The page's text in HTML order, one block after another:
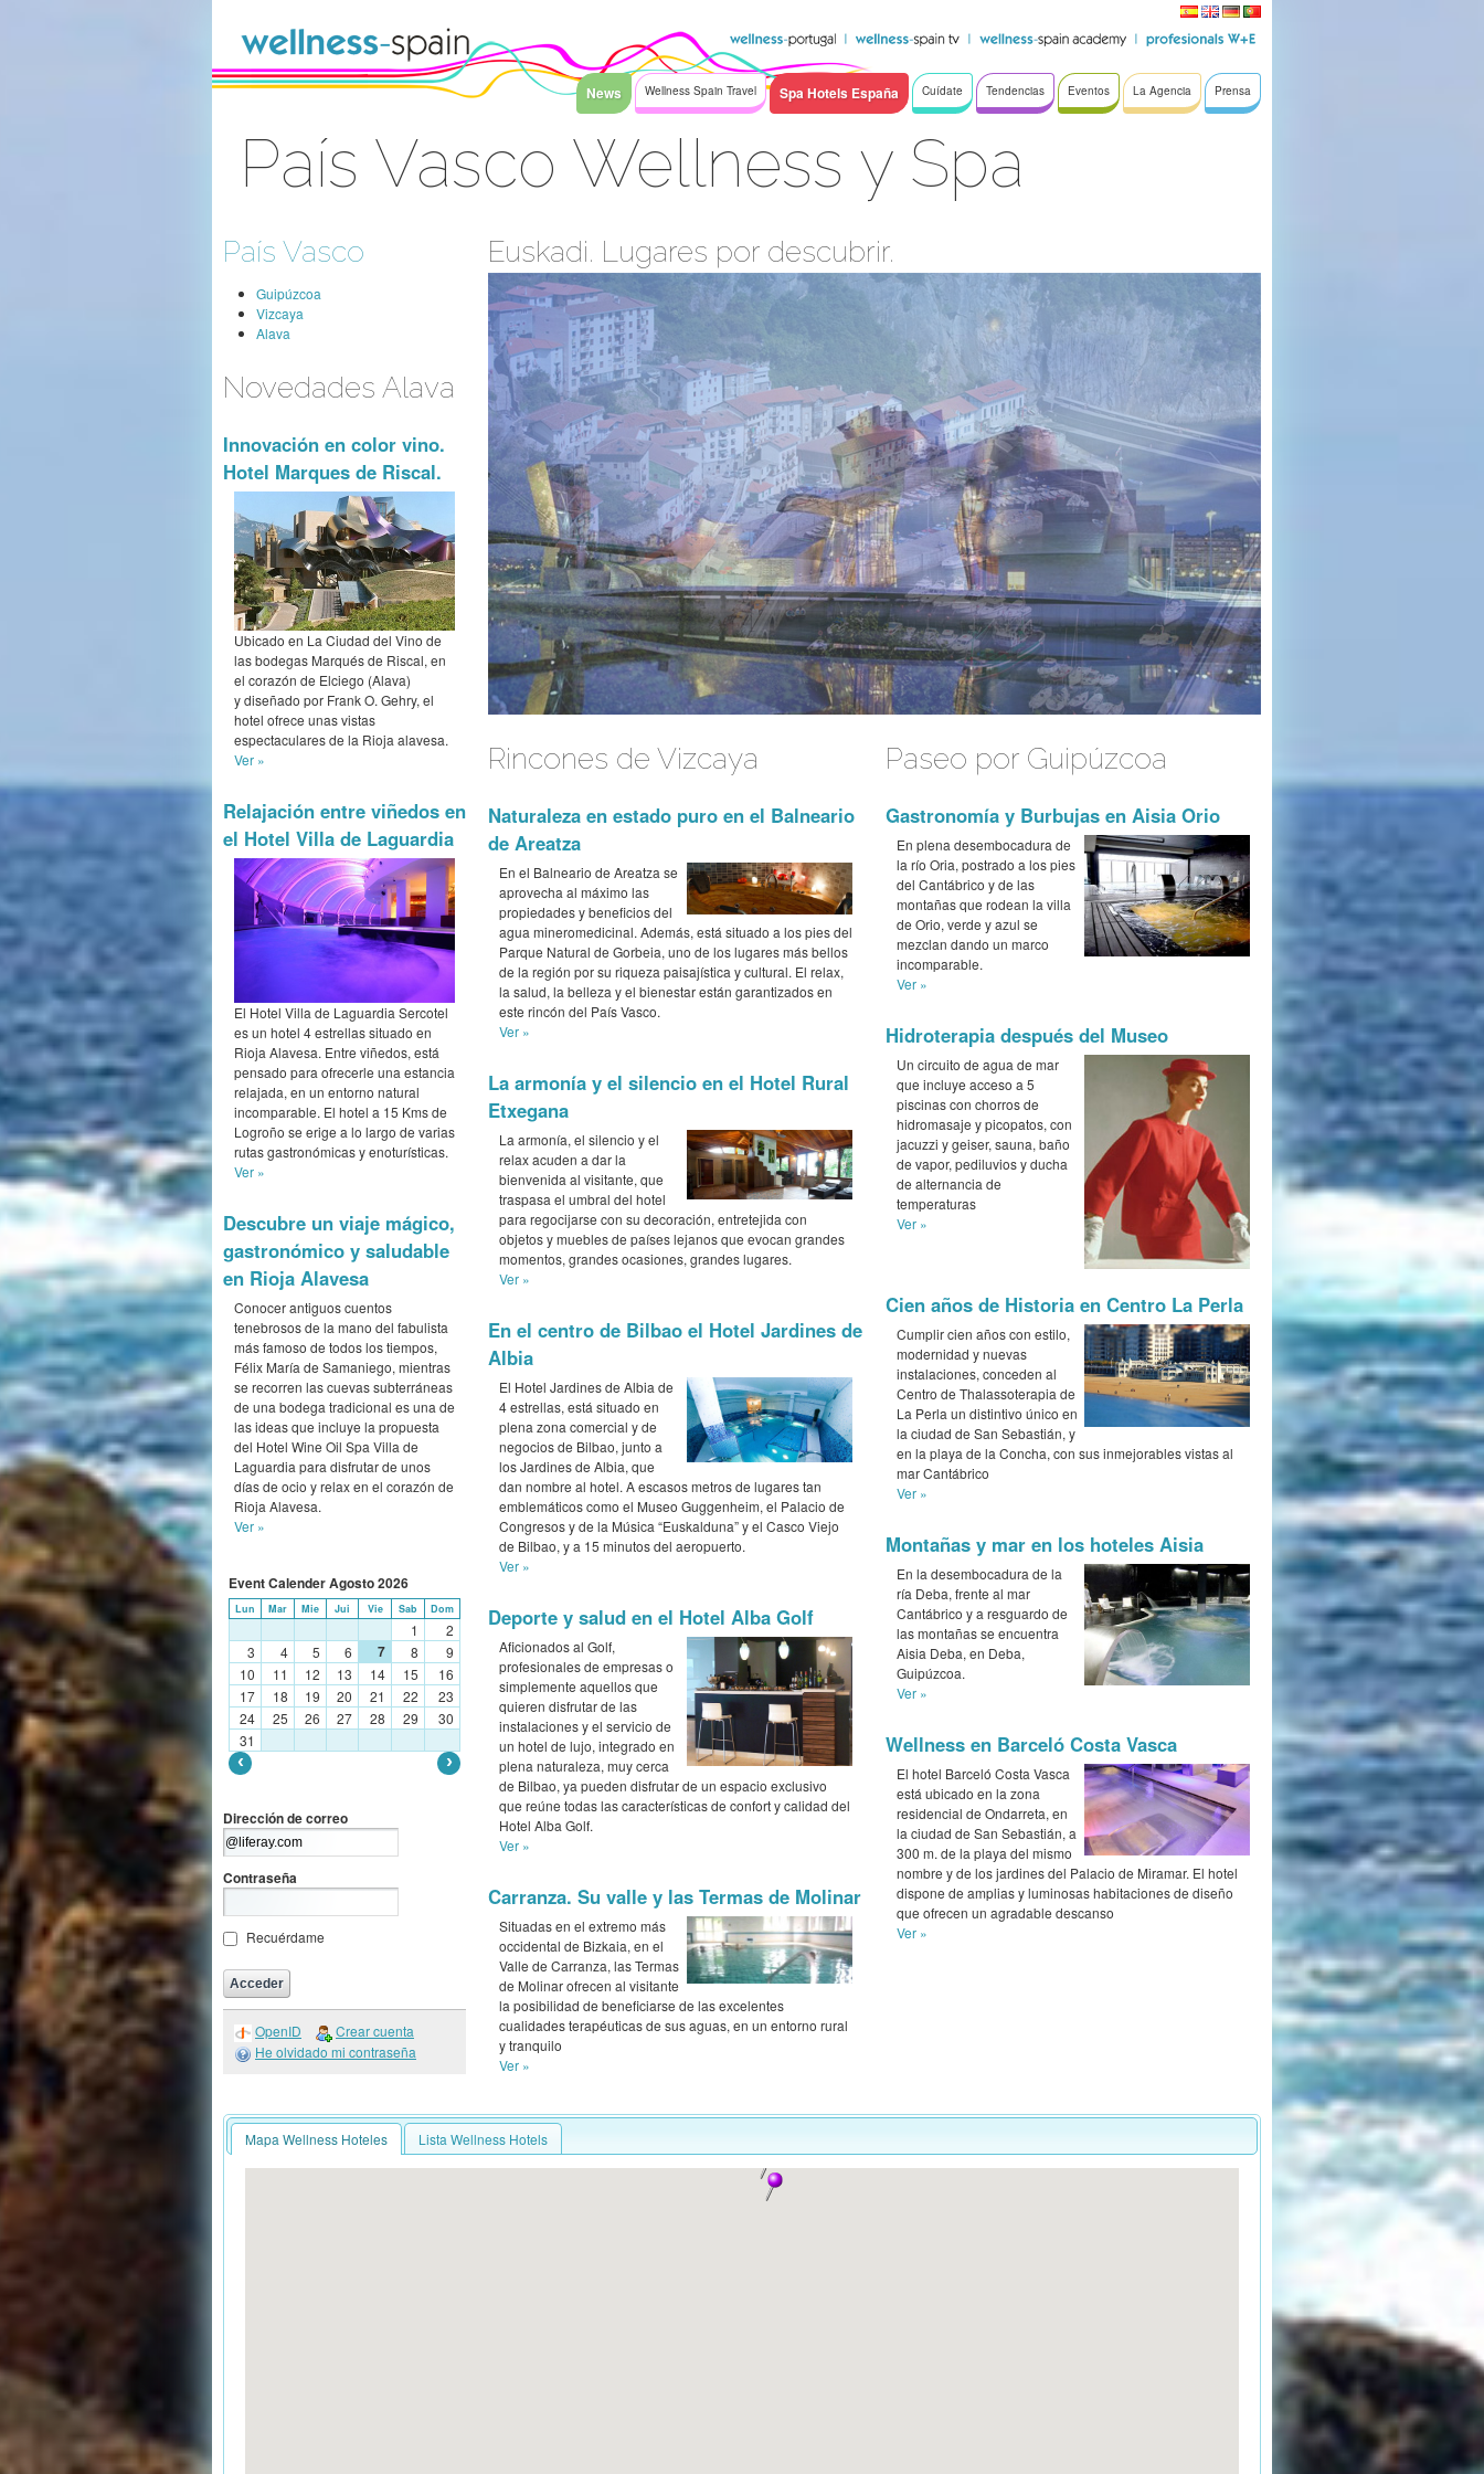
News Wellness Spain Travel Spa Hotels España Cuídate Tendencias Eventos La Agencia Prensa
País Vasco Wellness y Spa
País Vasco
Guipúzcoa
Vizcaya
Alava
Novedades Alava
Innovación en color vino.
Hotel Marques de Riscal.
Ubicado en La Ciudad del Vino de
las bodegas Marqués de Riscal, en
el corazón de Elciego (Alava)
y diseñado por Frank O. Gehry, el
hotel ofrece unas vistas
espectaculares de la Rioja alavesa.
Ver »
Relajación entre viñedos en
el Hotel Villa de Laguardia
El Hotel Villa de Laguardia Sercotel
es un hotel 4 estrellas situado en
Rioja Alavesa. Entre viñedos, está
pensado para ofrecerle una estancia
relajada, en un entorno natural
incomparable. El hotel a 15 Kms de
Logroño se erige a lo largo de varias
rutas gastronómicas y enoturísticas.
Ver »
Descubre un viaje mágico,
gastronómico y saludable
en Rioja Alavesa
Conocer antiguos cuentos
tenebrosos de la mano del fabulista
más famoso de todos los tiempos,
Félix María de Samaniego, mientras
se recorren las cuevas subterráneas
de una bodega tradicional es una de
las ideas que incluye la propuesta
del Hotel Wine Oil Spa Villa de
Laguardia para disfrutar de unos
días de ocio y relax en el corazón de
Rioja Alavesa.
Ver »
Event CalenderAgosto2026
Lun Mar Mie Jui Vie Sab Dom
1
2
3
4 5 6 7 8
9
10
11 12 13 14 15
16
17
18 19 20 21 22
23
24
25 26 27 28 29
30
31
Dirección de correo
Contraseña
Recuérdame
OpenID
Crear cuenta
He olvidado mi contraseña
Euskadi. Lugares por descubrir.
Rincones de Vizcaya
Naturaleza en estado puro en el Balneario
de Areatza
En el Balneario de Areatza se
aprovecha al máximo las
propiedades y beneficios del
agua mineromedicinal. Además, está situado a los pies del
Parque Natural de Gorbeia, uno de los lugares más bellos
de la región por su riqueza paisajística y cultural. El relax,
la salud, la belleza y el bienestar están garantizados en
este rincón del País Vasco.
Ver »
La armonía y el silencio en el Hotel Rural
Etxegana
La armonía, el silencio y el
relax acuden a dar la
bienvenida al visitante, que
traspasa el umbral del hotel
para regocijarse con su decoración, entretejida con
objetos y muebles de países lejanos que evocan grandes
momentos, grandes ocasiones, grandes lugares.
Ver »
En el centro de Bilbao el Hotel Jardines de
Albia
El Hotel Jardines de Albia de
4 estrellas, está situado en
plena zona comercial y de
negocios de Bilbao, junto a
los Jardines de Albia, que
dan nombre al hotel. A escasos metros de lugares tan
emblemáticos como el Museo Guggenheim, el Palacio de
Congresos y de la Música “Euskalduna” y el Casco Viejo
de Bilbao, y a 15 minutos del aeropuerto.
Ver »
Deporte y salud en el Hotel Alba Golf
Aficionados al Golf,
profesionales de empresas o
simplemente aquellos que
quieren disfrutar de las
instalaciones y el servicio de
un hotel de lujo, integrado en
plena naturaleza, muy cerca
de Bilbao, ya pueden disfrutar de un espacio exclusivo
que reúne todas las características de confort y calidad del
Hotel Alba Golf.
Ver »
Carranza. Su valle y las Termas de Molinar
Situadas en el extremo más
occidental de Bizkaia, en el
Valle de Carranza, las Termas
de Molinar ofrecen al visitante
la posibilidad de beneficiarse de las excelentes
cualidades terapéuticas de sus aguas, en un entorno rural
y tranquilo
Ver »
Paseo por Guipúzcoa
Gastronomía y Burbujas en Aisia Orio
En plena desembocadura de
la río Oria, postrado a los pies
del Cantábrico y de las
montañas que rodean la villa
de Orio, verde y azul se
mezclan dando un marco
incomparable.
Ver »
Hidroterapia después del Museo
Un circuito de agua de mar
que incluye acceso a 5
piscinas con chorros de
hidromasaje y picopatos, con
jacuzzi y geiser, sauna, baño
de vapor, pediluvios y ducha
de alternancia de
temperaturas
Ver »
Cien años de Historia en Centro La Perla
Cumplir cien años con estilo,
modernidad y nuevas
instalaciones, conceden al
Centro de Thalassoterapia de
La Perla un distintivo único en
la ciudad de San Sebastián, y
en la playa de la Concha, con sus inmejorables vistas al
mar Cantábrico
Ver »
Montañas y mar en los hoteles Aisia
En la desembocadura de la
ría Deba, frente al mar
Cantábrico y a resguardo de
las montañas se encuentra
Aisia Deba, en Deba,
Guipúzcoa.
Ver »
Wellness en Barceló Costa Vasca
El hotel Barceló Costa Vasca
está ubicado en la zona
residencial de Ondarreta, en
la ciudad de San Sebastián, a
300 m. de la playa del mismo
nombre y de los jardines del Palacio de Miramar. El hotel
dispone de amplias y luminosas habitaciones de diseño
que ofrecen un agradable descanso
Ver »
Mapa Wellness Hoteles Lista Wellness Hotels